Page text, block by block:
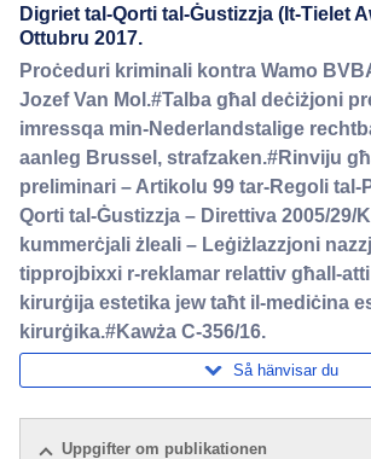
Digriet tal-Qorti tal-Ġustizzja (It-Tielet
Ottubru 2017.
Proċeduri kriminali kontra Wamo
Jozef Van Mol.#Talba għal deċiżjoni
imressqa min-Nederlandstalige
aanleg Brussel, strafzaken.#Rinviju
preliminari – Artikolu 99 tar-Regoli tal-
Qorti tal-Ġustizzja – Direttiva 2005/29/
kummerċjali żleali – Leġiżlazzjoni
tipprojbixxi r-reklamar relattiv għall-
kirurġija estetika jew taħt il-mediċina
kirurġika.#Kawża C-356/16.
Så hänvisar du
Uppgifter om publikationen